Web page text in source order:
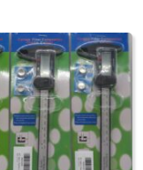
O ESTOJO